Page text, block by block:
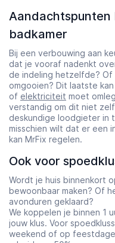
Aandachtspunten
badkamer
Bij een verbouwing aan
dat je vooraf nadenkt
de indeling hetzelfde?
omgooien? Dit laatste
of elektriciteit moet
verstandig om dit niet
deskundige loodgieter in
misschien wilt dat er een
kan MrFix regelen.
Ook voor
Wordt je huis binnenkort
bewoonbaar maken? Of
avonduren geklaard?
We koppelen je binnen 1
jouw klus. Voor
weekend of op